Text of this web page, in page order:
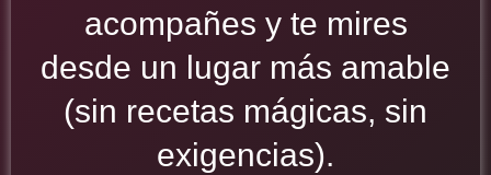
acompañes y te mires
desde un lugar más amable
(sin recetas mágicas, sin
exigencias).